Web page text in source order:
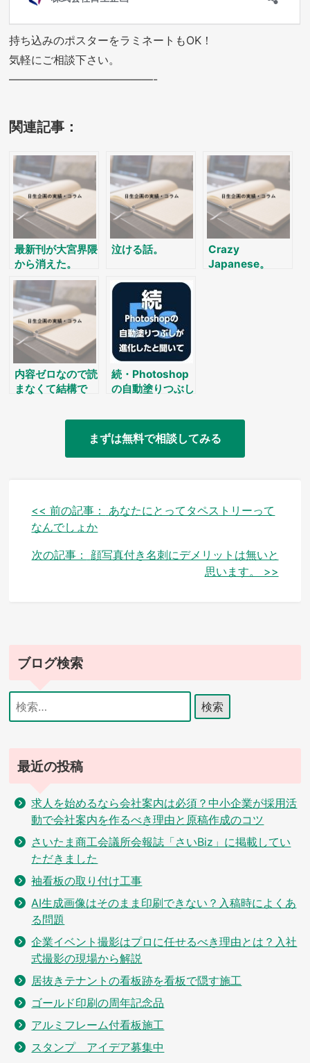
持ち込みのポスターをラミネートもOK！
気軽にご相談下さい。
—————————————-
関連記事：
最新刊が大宮界隈
から消えた。
泣ける話。
Crazy
Japanese。
内容ゼロなので読
まなくて結構で
続・Photoshop
の自動塗りつぶし
まずは無料で相談してみる
投
稿
ナ
シ
ョ
ン
<< 前の記事：
あなたにとってタペストリーって
なんでしょか
次の記事：
顔写真付き名刺にデメリットは無いと
思います。 >>
ブログ検索
検
索:
最近の投稿
求人を始めるなら会社案内は必須？中小企業が採用活
動で会社案内を作るべき理由と原稿作成のコツ
さいたま商工会議所会報誌「さいBiz」に掲載してい
ただきました
袖看板の取り付け工事
AI生成画像はそのまま印刷できない？入稿時によくあ
る問題
企業イベント撮影はプロに任せるべき理由とは？入社
式撮影の現場から解説
居抜きテナントの看板跡を看板で隠す施工
ゴールド印刷の周年記念品
アルミフレーム付看板施工
スタンプ アイデア募集中